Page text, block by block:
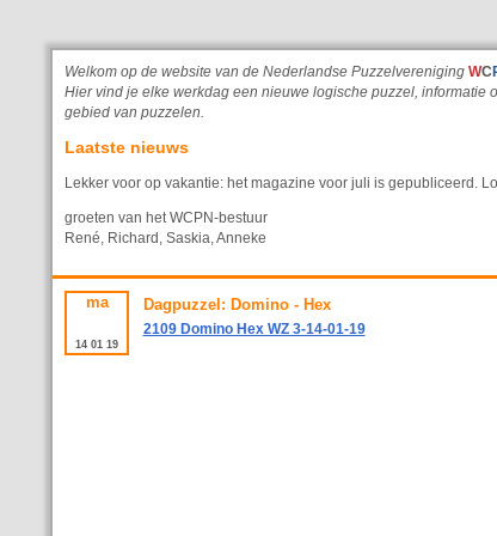
Welkom op de website van de Nederlandse Puzzelvereniging WC
Hier vind je elke werkdag een nieuwe logische puzzel,
gebied van puzzelen.
Laatste nieuws
Lekker voor op vakantie: het magazine voor juli is gepubliceerd.
groeten van het WCPN-bestuur
René, Richard, Saskia, Anneke
ma
14 01 19
Dagpuzzel: Domino - Hex
2109 Domino Hex WZ 3-14-01-19